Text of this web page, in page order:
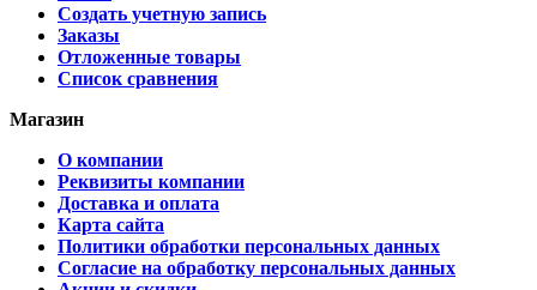
Создать учетную запись
Заказы
Отложенные товары
Список сравнения
Магазин
О компании
Реквизиты компании
Доставка и оплата
Карта сайта
Политики обработки персональных данных
Согласие на обработку персональных данных